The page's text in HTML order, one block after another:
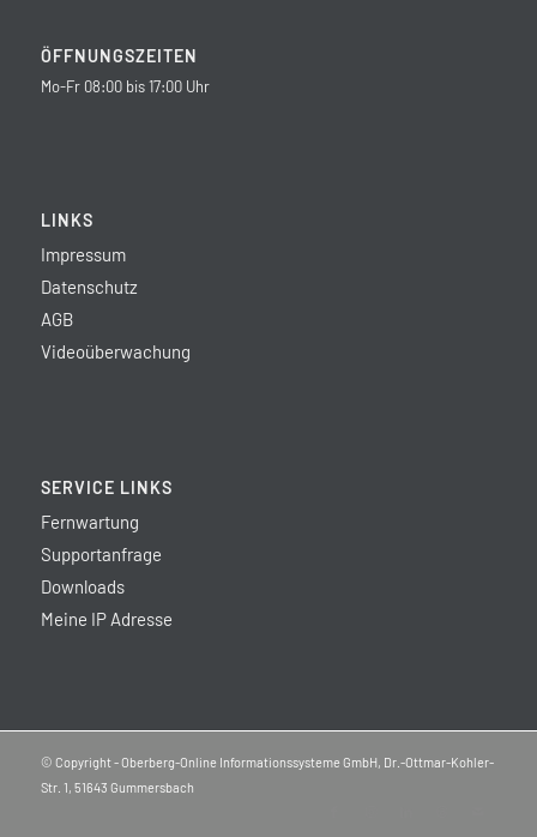
ÖFFNUNGSZEITEN
Mo-Fr 08:00 bis 17:00 Uhr
LINKS
Impressum
Datenschutz
AGB
Videoüberwachung
SERVICE LINKS
Fernwartung
Supportanfrage
Downloads
Meine IP Adresse
© Copyright - Oberberg-Online Informationssysteme GmbH, Dr.-Ottmar-Kohler-
Str. 1, 51643 Gummersbach